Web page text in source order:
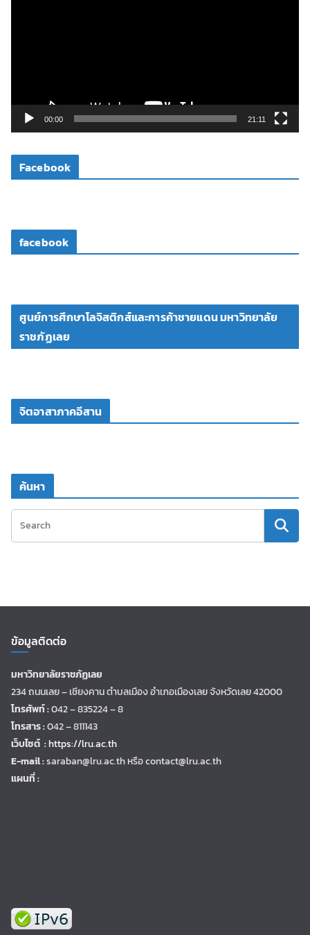
ดี
โ
00:00 21:11
Facebook
facebook
ศูนย์การศึกษาโลจิสติกส์และการค้าชายแดน มหาวิทยาลัย
ราชภัฏเลย
จิตอาสาภาคอีสาน
ค้นหา
ข้อมูลติดต่อ
มหาวิทยาลัยราชภัฏเลย
234 ถนนเลย – เชียงคาน ตำบลเมือง อำเภอเมืองเลย จังหวัดเลย 42000
โทรศัพท์ :042 – 835224 – 8
โทรสาร :042 – 811143
เว็บไซต์ :https://lru.ac.th
E-mail :saraban@lru.ac.thหรือ contact@lru.ac.th
แผนที่ :